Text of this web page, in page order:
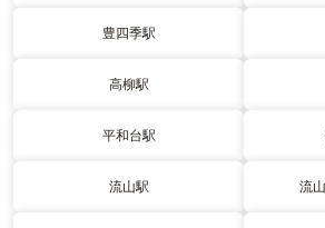
豊四季駅
高柳駅
平和台駅
流山駅 流